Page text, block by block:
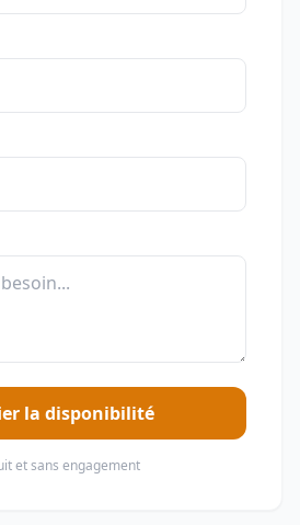
la disponibilité
et sans engagement